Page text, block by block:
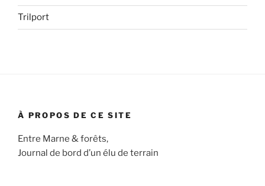
Trilport
À PROPOS DE CE SITE
Entre Marne & forêts,
Journal de bord d’un élu de terrain